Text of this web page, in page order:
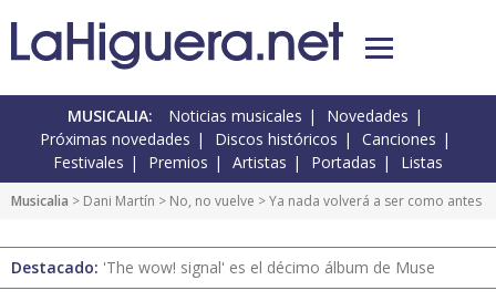
MUSICALIA: Noticias musicales
Novedades
Próximas novedades
Discos históricos
Canciones
Festivales
Premios Artistas Portadas Listas
Musicalia > Dani Martín > No, no vuelve > Ya nada volverá a ser como antes
Destacado: 'The wow! signal' es el décimo álbum de Muse